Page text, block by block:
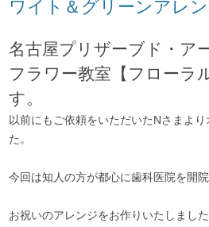
ワイト＆グリーンアレ
名古屋プリザーブド・ア
フラワー教室【フローラ
す。
以前にもご依頼をいただいたNさまよ
た。
今回は知人の方が都心に歯科医院を開院
お祝いのアレンジをお作りいたしました